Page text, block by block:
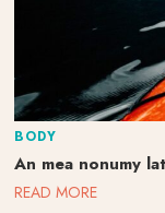
BODY
An mea nonumy
READ MORE